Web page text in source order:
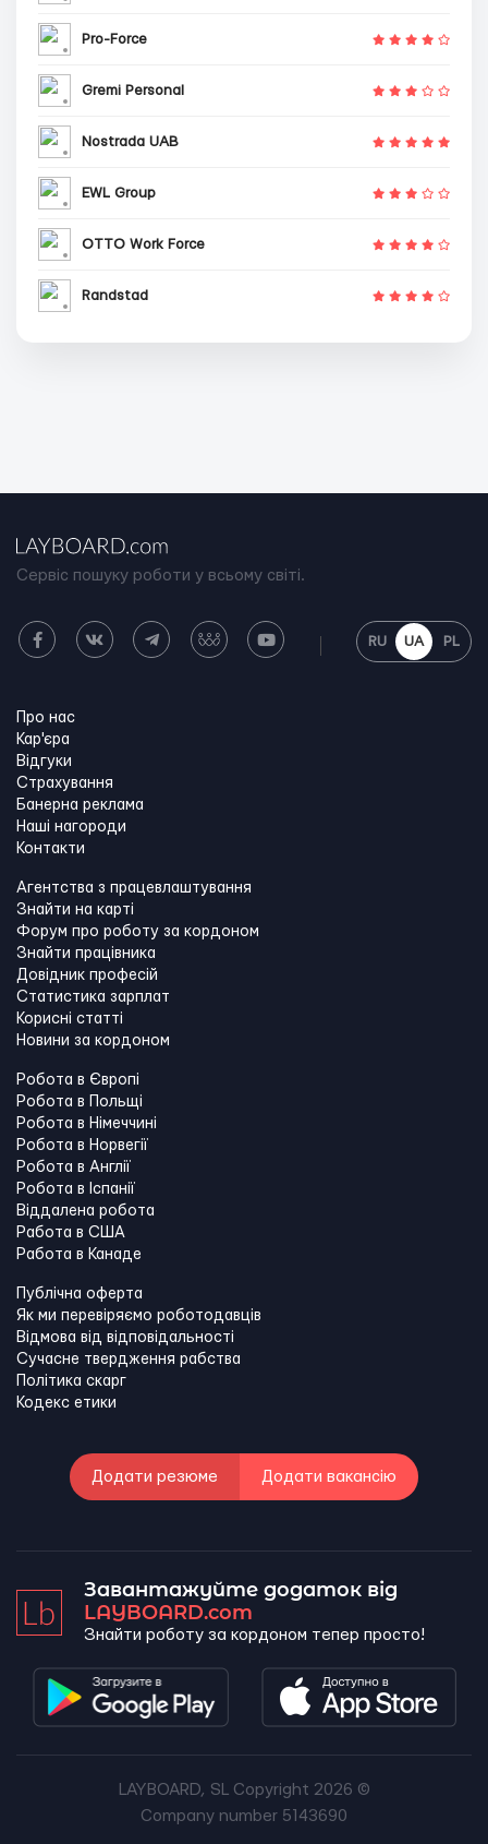
Pro-Force
Gremi Personal
Nostrada UAB
EWL Group
OTTO Work Force
Randstad
Сервіс пошуку роботи у всьому світі.
RU UA PL
Про нас
Кар'єра
Відгуки
Страхування
Банерна реклама
Наші нагороди
Контакти
Агентства з працевлаштування
Знайти на карті
Форум про роботу за кордоном
Знайти працівника
Довідник професій
Статистика зарплат
Корисні статті
Новини за кордоном
Робота в Європі
Робота в Польщі
Робота в Німеччині
Робота в Норвегії
Робота в Англії
Робота в Іспанії
Віддалена робота
Работа в США
Работа в Канадe
Публічна оферта
Як ми перевіряємо роботодавців
Відмова від відповідальності
Сучасне твердження рабства
Політика скарг
Кодекс етики
Додати резюме Додати вакансію
Завантажуйте додаток від
LAYBOARD.com
Знайти роботу за кордоном тепер просто!
LAYBOARD, SL Copyright 2026 ©
Company number 5143690